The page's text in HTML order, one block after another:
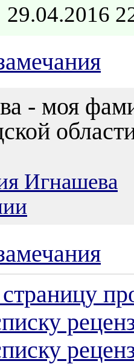
29.04.2016
- моя
Игнашева